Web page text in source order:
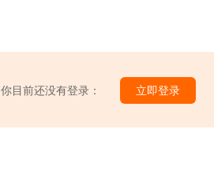
你目前还没有登录： 立即登录